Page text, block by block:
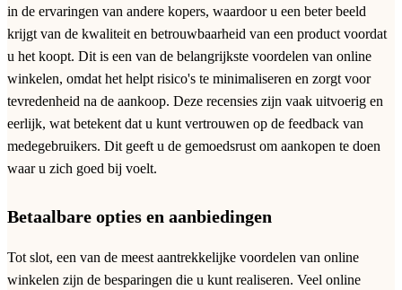
in de ervaringen van andere kopers, waardoor u een beter beeld
krijgt van de kwaliteit en betrouwbaarheid van een product voordat
u het koopt. Dit is een van de belangrijkste voordelen van online
winkelen, omdat het helpt risico's te minimaliseren en zorgt voor
tevredenheid na de aankoop. Deze recensies zijn vaak uitvoerig en
eerlijk, wat betekent dat u kunt vertrouwen op de feedback van
medegebruikers. Dit geeft u de gemoedsrust om aankopen te doen
waar u zich goed bij voelt.
Betaalbare opties en aanbiedingen
Tot slot, een van de meest aantrekkelijke voordelen van online
winkelen zijn de besparingen die u kunt realiseren. Veel online